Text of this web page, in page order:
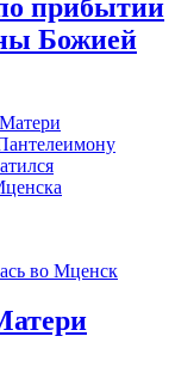
прибытии
Божией